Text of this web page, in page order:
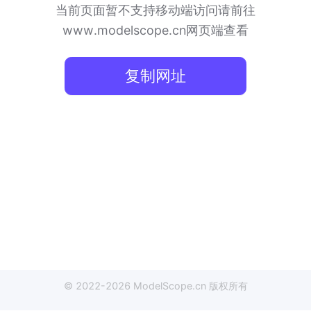
当前页面暂不支持移动端访问请前往
www.modelscope.cn网页端查看
复制网址
© 2022-2026 ModelScope.cn 版权所有